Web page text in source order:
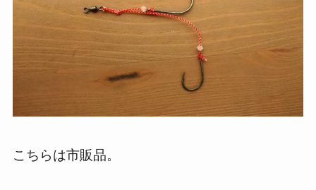
こちらは市販品。